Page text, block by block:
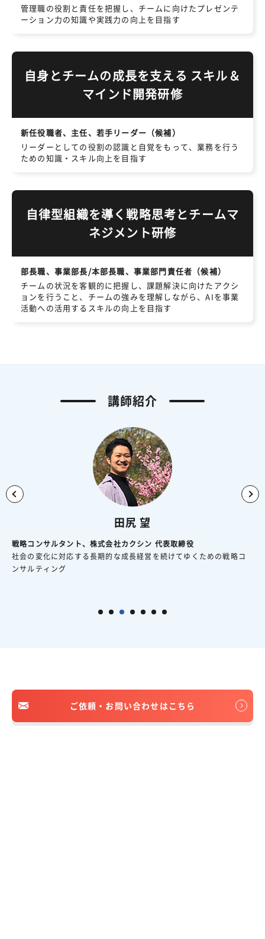
管理職の役割と責任を把握し、チームに向けたプレゼンテ
ーション力の知識や実践力の向上を目指す
自身とチームの成長を支える スキル＆
マインド開発研修
新任役職者、主任、若手リーダー（候補）
リーダーとしての役割の認識と自覚をもって、業務を行う
ための知識・スキル向上を目指す
自律型組織を導く戦略思考とチームマ
ネジメント研修
部長職、事業部長/本部長職、事業部門責任者（候補）
チームの状況を客観的に把握し、課題解決に向けたアクシ
ョンを行うこと、チームの強みを理解しながら、AIを事業
活動への活用するスキルの向上を目指す
講師紹介
竹本 アイラ
スピーチ・コンサルタント、元ラジオパーソナリティ
専門分野はスピーチ、ビジョンスピーチ、すごい会議（資格取得
者）
高橋 真人
ユアデンタルオフィス 院長
オーソモレキュラー栄養医学研究所認定栄養カウンセラー
（ONP）、栄養学から食を学ぶ研修を実施
田尻 望
戦略コンサルタント、株式会社カクシン 代表取締役
社会の変化に対応する長期的な成長経営を続けてゆくための戦略コ
ンサルティング
竹澤 摩佑子
株式会社マティ 代表取締役
障がい者福祉施設スタッフさま向け研修のご提案
福留 幸輔
生きがいラボ株式会社 代表取締役 社会保険労務士
「人間の生きがいを追求する」を経営理念に、人事制度の常識を覆
す「No Rating型人事制度」づくりの支援を行なっています。
関原 深
株式会社インサイト代表取締役
障害者の「はたらく」を中心に、障害福祉事業所・障害者雇用のコ
ンサルティングや、厚生労働省等の障害者に係る政策提言支援・研
北野 喬士
株式会社インサイト取締役
株式会社インサイトのコンサルタントとして全国で障害福祉事業所
向けの研修・コンサルティングを実施。
ご依頼・お問い合わせはこちら